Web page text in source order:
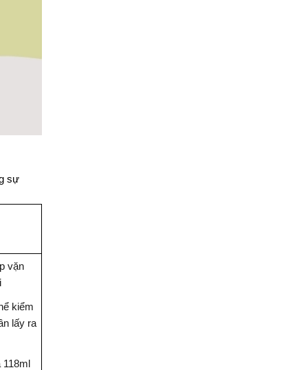
sự
vặn
kiểm
lấy ra